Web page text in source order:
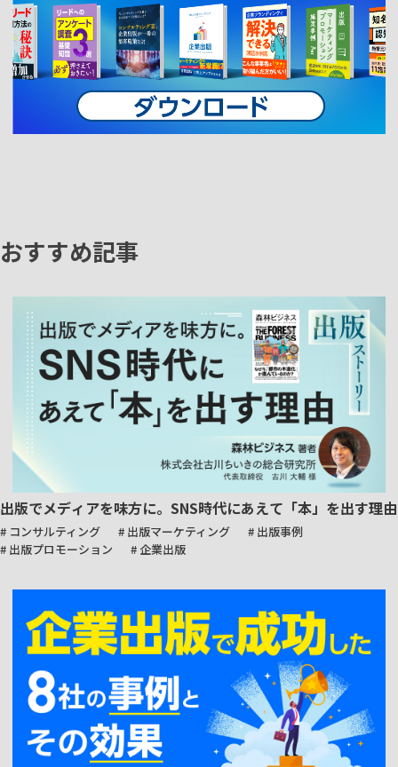
おすすめ記事
出版でメディアを味方に。SNS時代にあえて「本」を出す理由
# コンサルティング # 出版マーケティング
# 出版事例
# 出版プロモーション
# 企業出版